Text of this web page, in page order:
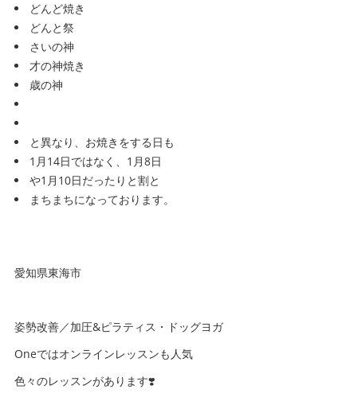
どんど焼き
どんと祭
さいの神
才の神焼き
歳の神
と異なり、お焼きをする日も
1月14日ではなく、1月8日
や1月10日だったりと割と
まちまちになっております。
愛知県東海市
姿勢改善／加圧&ピラティス・ドッグヨガ
Oneではオンラインレッスンも人気
色々のレッスンがあります❣️